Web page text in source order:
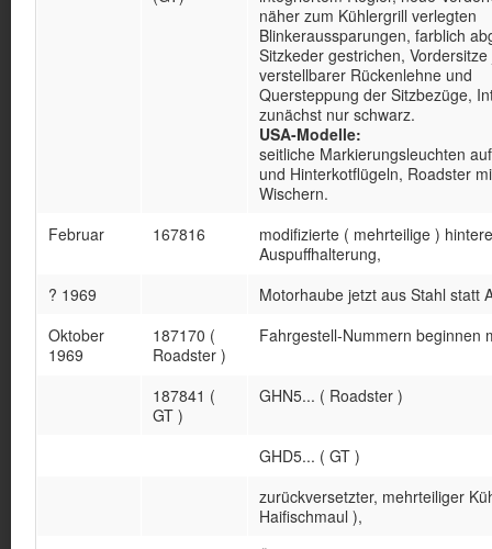
näher zum Kühlergrill verlegten
Blinkeraussparungen, farblich
Sitzkeder gestrichen,
verstellbarer Rückenlehne und
Quersteppung der Sitzbezüge,
zunächst nur schwarz.
USA-Modelle:
seitliche Markierungsleuchten
und Hinterkotflügeln, Roadster
Wischern.
Februar
167816
modifizierte ( mehrteilige ) hintere
Auspuffhalterung,
? 1969
Motorhaube jetzt aus Stahl statt
Oktober
1969
187170 (
Roadster )
Fahrgestell-Nummern beginnen
187841 (
GT )
GHN5... ( Roadster )
GHD5... ( GT )
zurückversetzter, mehrteiliger
Haifischmaul ),